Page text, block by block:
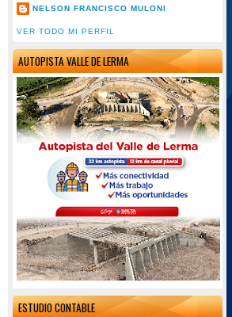
NELSON FRANCISCO MULONI
VER TODO MI PERFIL
AUTOPISTA VALLE DE LERMA
ESTUDIO CONTABLE